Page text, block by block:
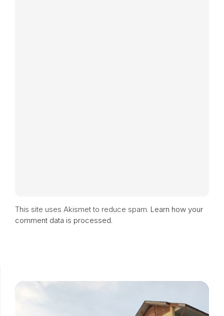
This site uses Akismet to reduce spam. Learn how your
comment data is processed.